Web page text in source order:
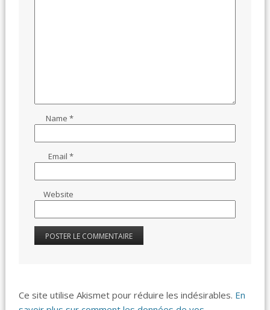
Name*
Email*
Website
Ce site utilise Akismet pour réduire les indésirables. En